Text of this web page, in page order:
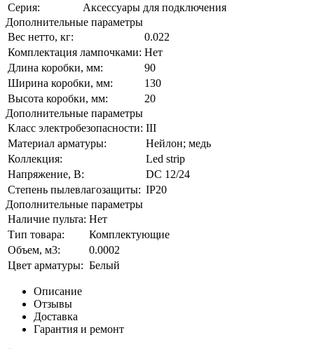
Серия:
Аксессуары для подключения
Дополнительные параметры
Вес нетто, кг:
0.022
Комплектация лампочками: Нет
Длина коробки, мм:
90
Ширина коробки, мм:
130
Высота коробки, мм:
20
Дополнительные параметры
Класс электробезопасности: III
Материал арматуры:
Нейлон; медь
Коллекция:
Led strip
Напряжение, В:
DC 12/24
Степень пылевлагозащиты: IP20
Дополнительные параметры
Наличие пульта: Нет
Тип товара:
Комплектующие
Объем, м3:
0.0002
Цвет арматуры: Белый
Описание
Отзывы
Доставка
Гарантия и ремонт